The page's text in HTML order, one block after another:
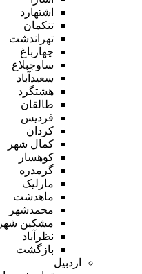
اشتهارد
تنکمان
تهراندشت
چهارباغ
ساوجبلاغ
سعیدآباد
هشتگرد
طالقان
فردیس
کردان
کمال شهر
کوهسار
گرمدره
مارلیک
ماهدشت
محمدشهر
مشکین شهر
نظرآباد
بازگشت
اردبیل